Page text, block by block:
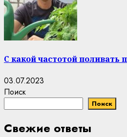
С какой частотой
03.07.2023
Поиск
Поиск
Свежие ответы